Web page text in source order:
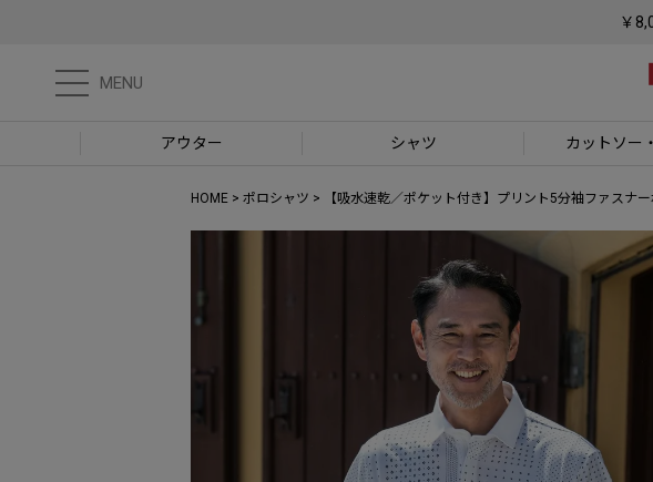
￥
MENU
アウター シャツ カットソー
HOME ポロシャツ 【吸水速乾／ポケット付き】プリント5分袖ファスナ